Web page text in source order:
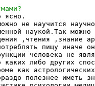
ясно.
не научится
наукой.Так
,чтения ,знание
пищу иначе
человека не
либо других
как
полезнее иметь